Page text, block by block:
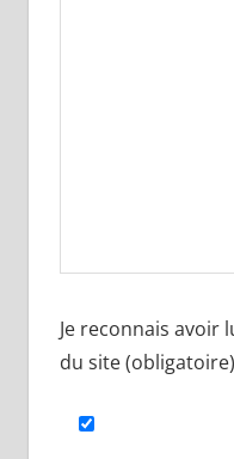
Je reconnais avoir
du site (obligatoire)